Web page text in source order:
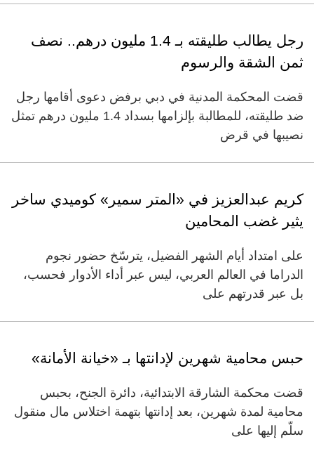
رجل يطالب طليقته بـ 1.4 مليون درهم.. نصف
ثمن الشقة والرسوم
قضت المحكمة المدنية في دبي برفض دعوى أقامها رجل
ضد طليقته، للمطالبة بإلزامها بسداد 1.4 مليون درهم تمثل
نصيبها في قرض
كريم عبدالعزيز في «المتر سمير» كوميدي ساخر
يثير غضب المحامين
على امتداد أيام الشهر الفضيل، يترسّخ حضور نجوم
الدراما في العالم العربي، ليس عبر أداء الأدوار فحسب،
بل عبر قدرتهم على
حبس محامية شهرين لإدانتها بـ «خيانة الأمانة»
قضت محكمة الشارقة الابتدائية، دائرة الجنح، بحبس
محامية لمدة شهرين، بعد إدانتها بتهمة اختلاس مال منقول
سلّم إليها على